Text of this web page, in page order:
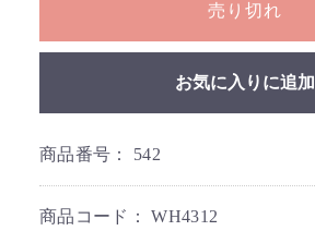
売り切れ
お気に入りに追加
商品番号： 542
商品コード：WH4312